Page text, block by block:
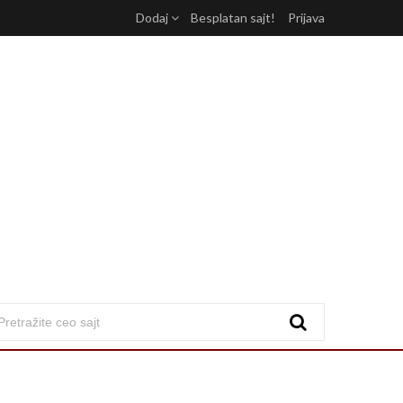
Dodaj Besplatan sajt! Prijava